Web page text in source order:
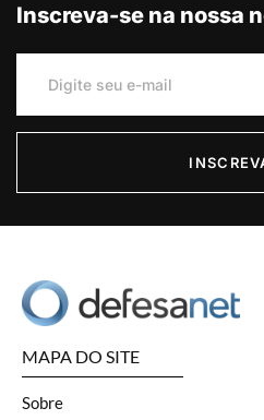
Inscreva-se na nossa
MAPA DO SITE
Sobre